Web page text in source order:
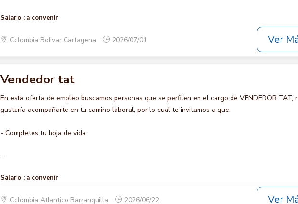
Salario : a convenir
Colombia Bolivar Cartagena 2026/07/01 Ver
Vendedor tat
En esta oferta de empleo buscamos personas que se perfilen en el cargo de VENDEDOR TAT,
gustaría acompañarte en tu camino laboral, por lo cual te invitamos a que:
- Completes tu hoja de vida.
...
Salario : a convenir
Colombia Atlantico Barranquilla 2026/06/22 Ver